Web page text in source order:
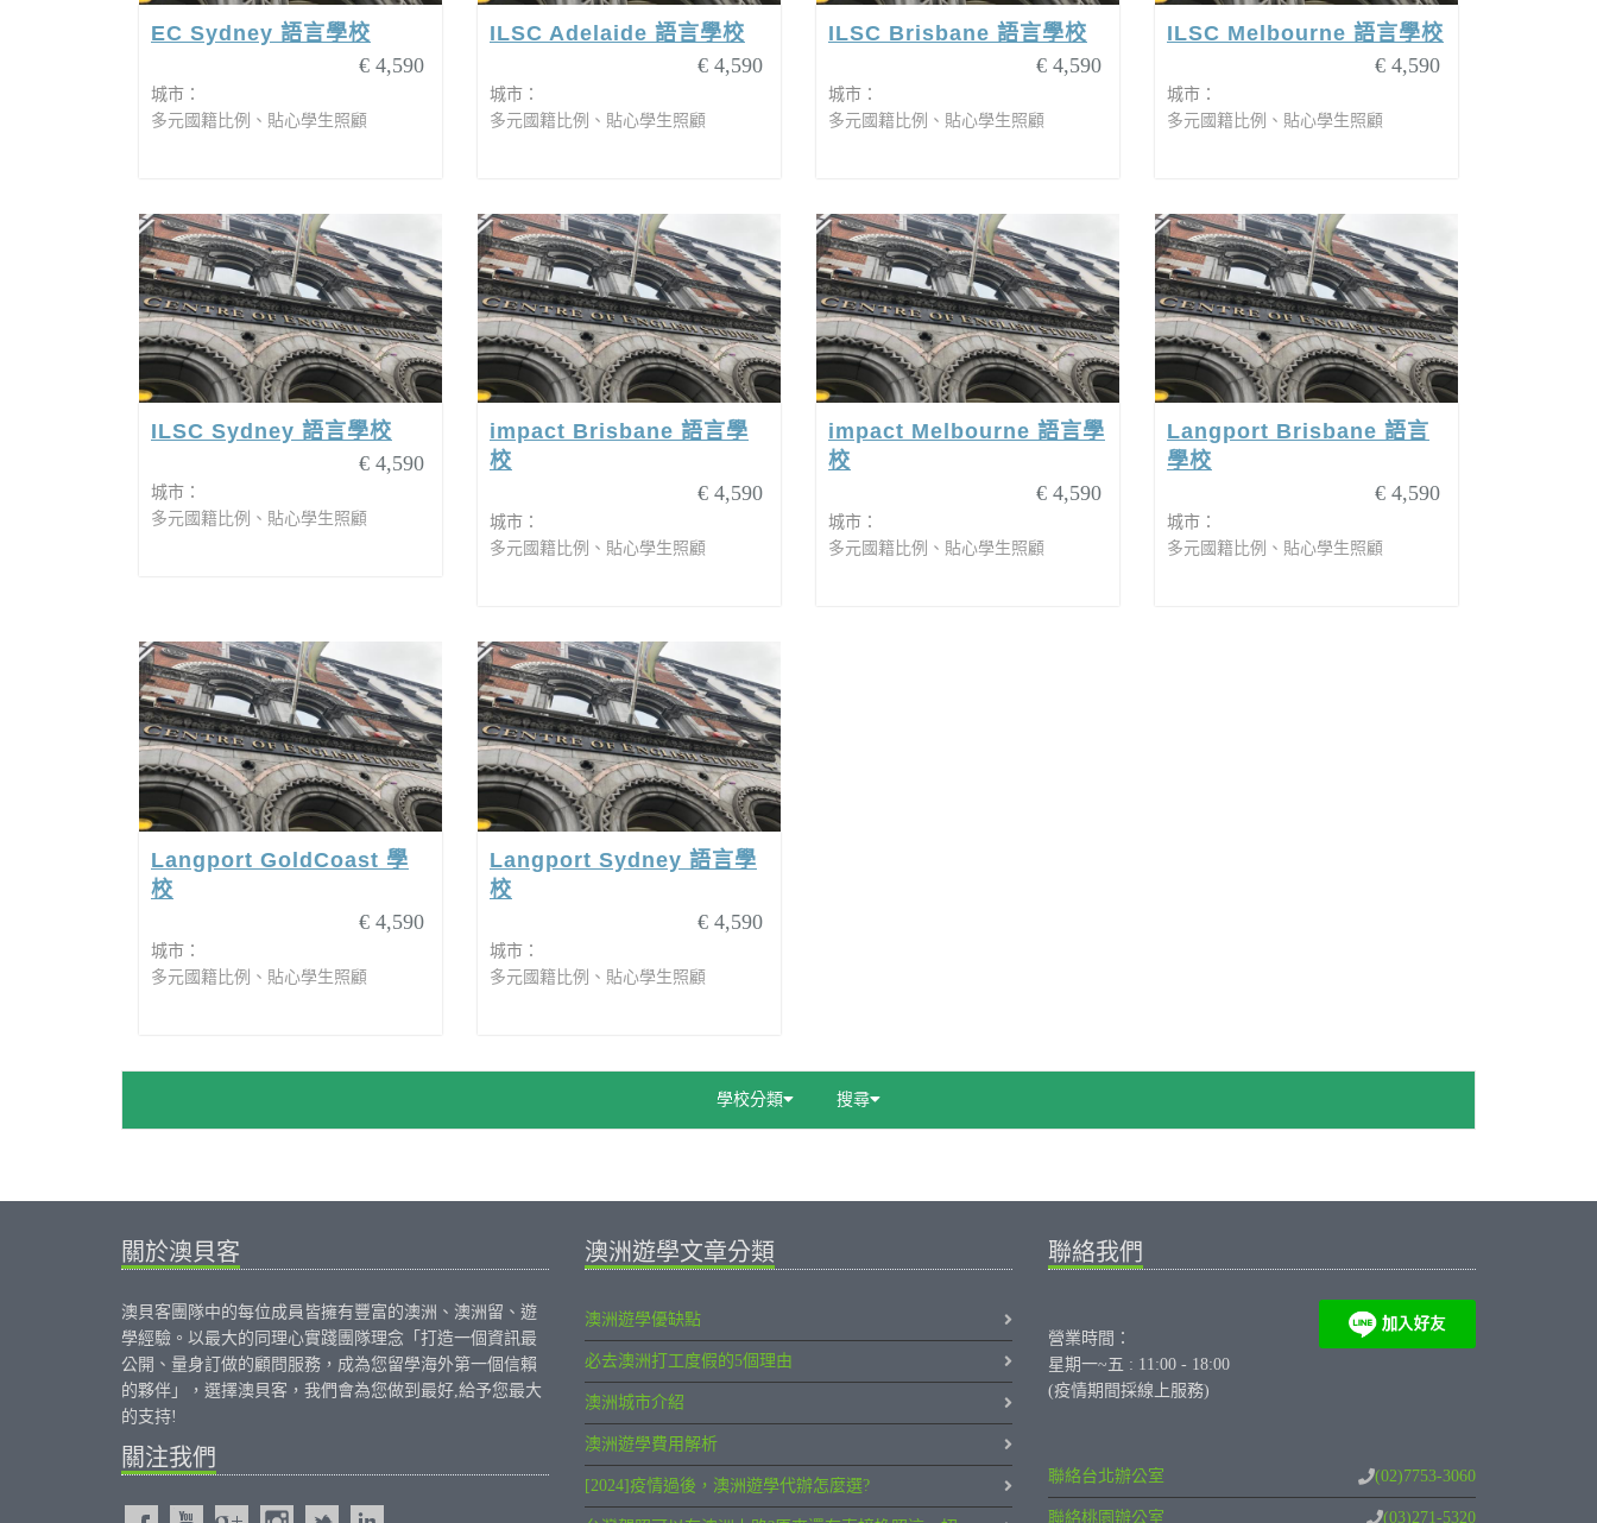
EC Sydney 語言學校
€ 4,590
城市：
多元國籍比例、貼心學生照顧
ILSC Adelaide 語言學校
€ 4,590
城市：
多元國籍比例、貼心學生照顧
ILSC Brisbane 語言學校
€ 4,590
城市：
多元國籍比例、貼心學生照顧
ILSC Melbourne 語言學校
€ 4,590
城市：
多元國籍比例、貼心學生照顧
ILSC Sydney 語言學校
€ 4,590
城市：
多元國籍比例、貼心學生照顧
impact Brisbane 語言學
校
€ 4,590
城市：
多元國籍比例、貼心學生照顧
impact Melbourne 語言學
校
€ 4,590
城市：
多元國籍比例、貼心學生照顧
Langport Brisbane 語言
學校
€ 4,590
城市：
多元國籍比例、貼心學生照顧
Langport GoldCoast 學
校
€ 4,590
城市：
多元國籍比例、貼心學生照顧
Langport Sydney 語言學
校
€ 4,590
城市：
多元國籍比例、貼心學生照顧
學校分類 搜尋
關於澳貝客
澳貝客團隊中的每位成員皆擁有豐富的澳洲、澳洲留、遊
學經驗。以最大的同理心實踐團隊理念「打造一個資訊最
公開、量身訂做的顧問服務，成為您留學海外第一個信賴
的夥伴」，選擇澳貝客，我們會為您做到最好,給予您最大
的支持!
關注我們
澳洲遊學文章分類
澳洲遊學優缺點
必去澳洲打工度假的5個理由
澳洲城市介紹
澳洲遊學費用解析
[2024]疫情過後，澳洲遊學代辦怎麼選?
聯絡我們
營業時間：
星期一~五 : 11:00 - 18:00
(疫情期間採線上服務)
聯絡台北辦公室 (02)7753-3060
聯絡桃園辦公室 (03)271-5320